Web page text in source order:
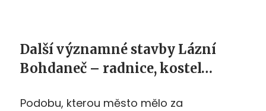
Další významné stavby Lázní
Bohdaneč – radnice, kostel…
Podobu, kterou město mělo za